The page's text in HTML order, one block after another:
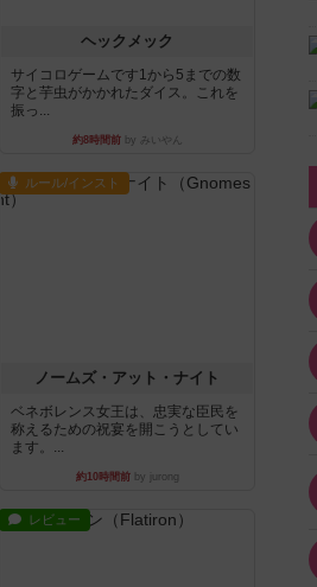
ヘックメック
サイコロゲームです1から5までの数
字と芋虫がかかれたダイス。これを
振っ...
約8時間前by みいやん
ルール/インスト
ノームズ・アット・ナイト
ベネボレンス女王は、忠実な臣民を
称えるための祝宴を開こうとしてい
ます。...
約10時間前by jurong
レビュー